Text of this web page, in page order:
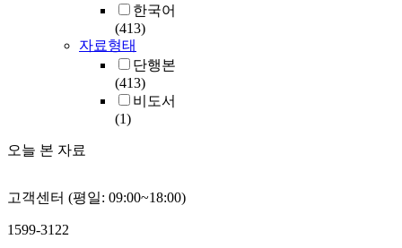
한국어
(413)
자료형태
단행본
(413)
비도서
(1)
오늘 본 자료
고객센터 (평일: 09:00~18:00)
1599-3122